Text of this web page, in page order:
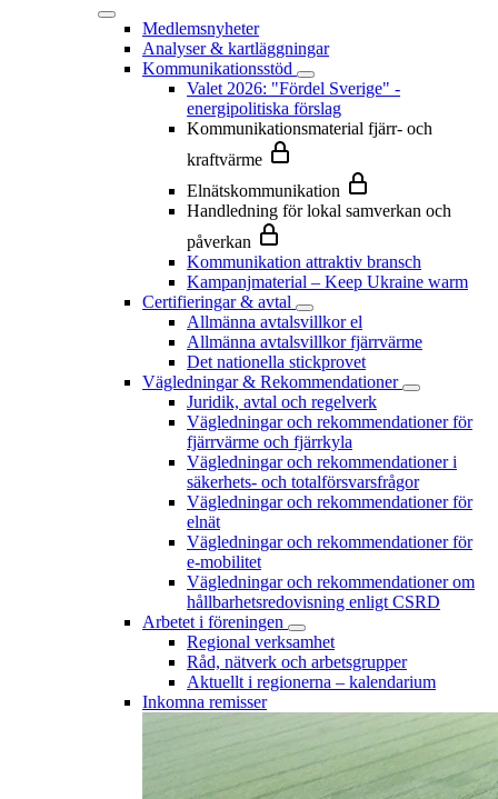
Medlemsnyheter
Analyser & kartläggningar
Kommunikationsstöd
Valet 2026: "Fördel Sverige" -
energipolitiska förslag
Kommunikationsmaterial fjärr- och
kraftvärme
Elnätskommunikation
Handledning för lokal samverkan och
påverkan
Kommunikation attraktiv bransch
Kampanjmaterial – Keep Ukraine warm
Certifieringar & avtal
Allmänna avtalsvillkor el
Allmänna avtalsvillkor fjärrvärme
Det nationella stickprovet
Vägledningar & Rekommendationer
Juridik, avtal och regelverk
Vägledningar och rekommendationer för
fjärrvärme och fjärrkyla
Vägledningar och rekommendationer i
säkerhets- och totalförsvarsfrågor
Vägledningar och rekommendationer för
elnät
Vägledningar och rekommendationer för
e-mobilitet
Vägledningar och rekommendationer om
hållbarhetsredovisning enligt CSRD
Arbetet i föreningen
Regional verksamhet
Råd, nätverk och arbetsgrupper
Aktuellt i regionerna – kalendarium
Inkomna remisser